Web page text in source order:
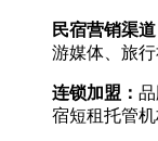
民宿营销渠道
游媒体、旅
连锁加盟：
宿短租托管